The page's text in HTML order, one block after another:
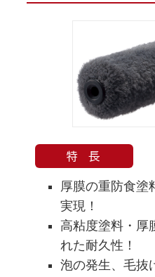
特 長
厚膜の重防食塗
実現！
高粘度塗料・厚
れた耐久性！
泡の発生、毛抜